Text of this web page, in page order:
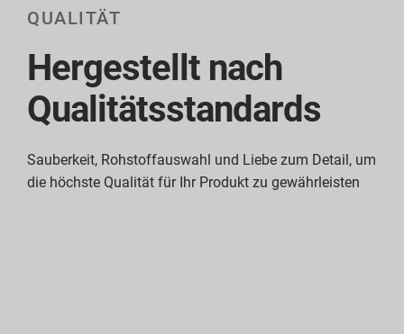
QUALITÄT
Hergestellt nach
Qualitätsstandards
Sauberkeit, Rohstoffauswahl und Liebe zum Detail, um
die höchste Qualität für Ihr Produkt zu gewährleisten